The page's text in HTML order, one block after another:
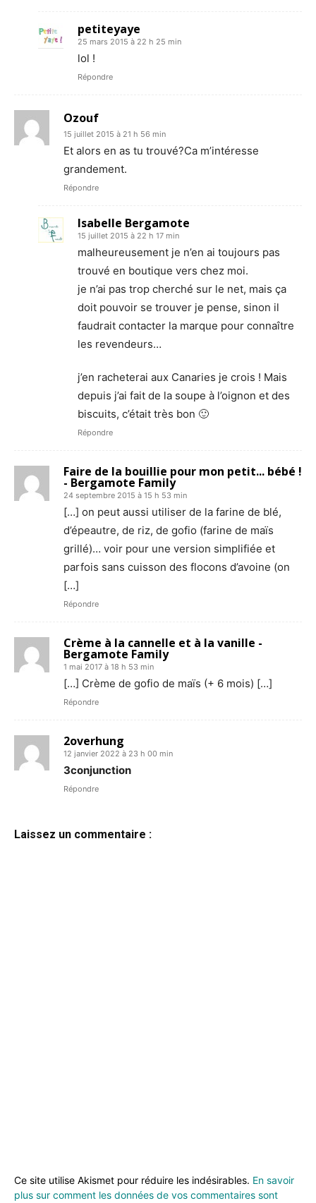
petiteyaye
25 mars 2015 à 22 h 25 min
lol !
Répondre
Ozouf
15 juillet 2015 à 21 h 56 min
Et alors en as tu trouvé?Ca m’intéresse
grandement.
Répondre
Isabelle Bergamote
15 juillet 2015 à 22 h 17 min
malheureusement je n’en ai toujours pas
trouvé en boutique vers chez moi.
je n’ai pas trop cherché sur le net, mais ça
doit pouvoir se trouver je pense, sinon il
faudrait contacter la marque pour connaître
les revendeurs…
j’en racheterai aux Canaries je crois ! Mais
depuis j’ai fait de la soupe à l’oignon et des
biscuits, c’était très bon 🙂
Répondre
Faire de la bouillie pour mon petit... bébé !
- Bergamote Family
24 septembre 2015 à 15 h 53 min
[…] on peut aussi utiliser de la farine de blé,
d’épeautre, de riz, de gofio (farine de maïs
grillé)… voir pour une version simplifiée et
parfois sans cuisson des flocons d’avoine (on
[…]
Répondre
Crème à la cannelle et à la vanille -
Bergamote Family
1 mai 2017 à 18 h 53 min
[…] Crème de gofio de maïs (+ 6 mois) […]
Répondre
2overhung
12 janvier 2022 à 23 h 00 min
3conjunction
Répondre
Laissez un commentaire :
Ce site utilise Akismet pour réduire les indésirables. En savoir
plus sur comment les données de vos commentaires sont